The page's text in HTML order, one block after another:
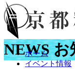
ホーム
イベント情報
NEWS お